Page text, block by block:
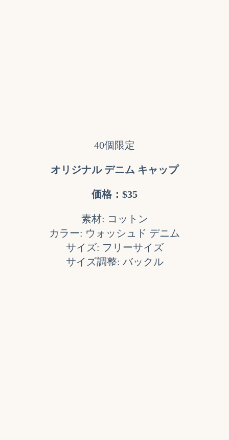
40個限定
オリジナル デニム キャップ
価格：$35
素材: コットン
カラー: ウォッシュド デニム
サイズ: フリーサイズ
サイズ調整: バックル